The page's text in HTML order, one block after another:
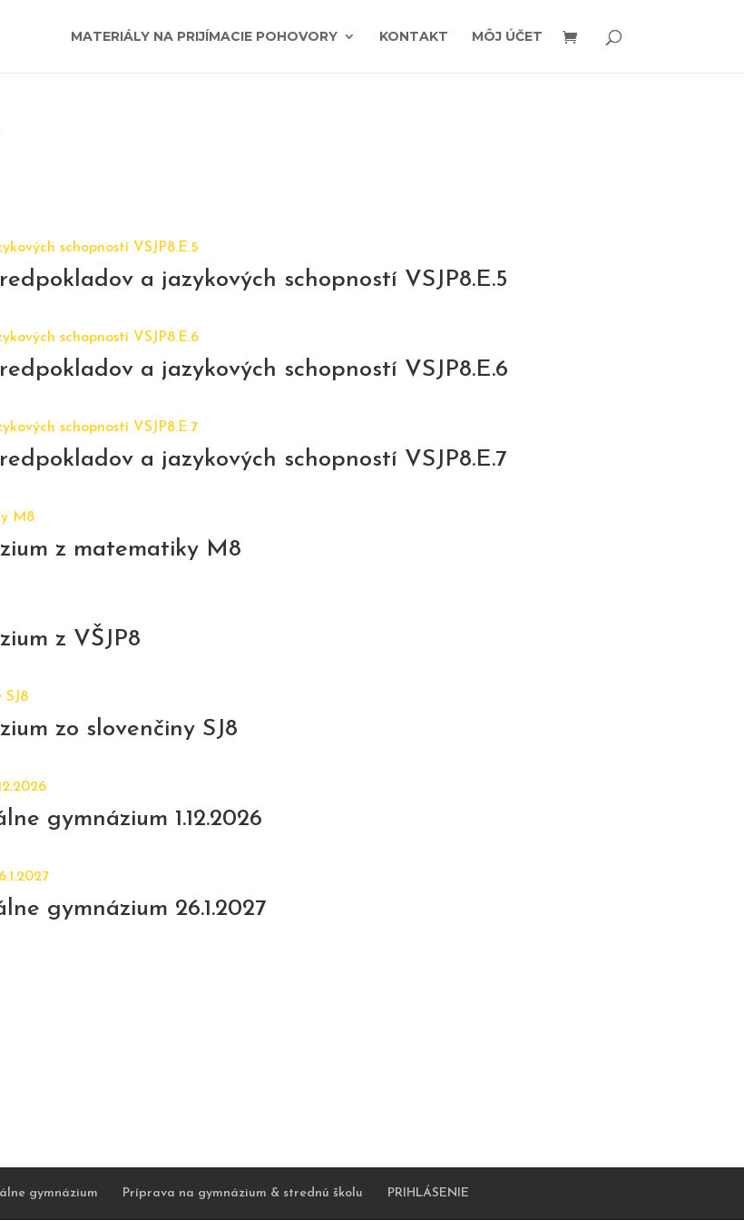
MATERIÁLY NA PRIJÍMACIE POHOVORY KONTAKT MÔJ ÚČET
a jazykových schopností VSJP8.E.5
a jazykových schopností VSJP8.E.6
a jazykových schopností VSJP8.E.7
z matematiky M8
z VŠJP8
zo slovenčiny SJ8
gymnázium 1.12.2026
gymnázium 26.1.2027
gymnázium Príprava na gymnázium & strednú školu PRIHLÁSENIE